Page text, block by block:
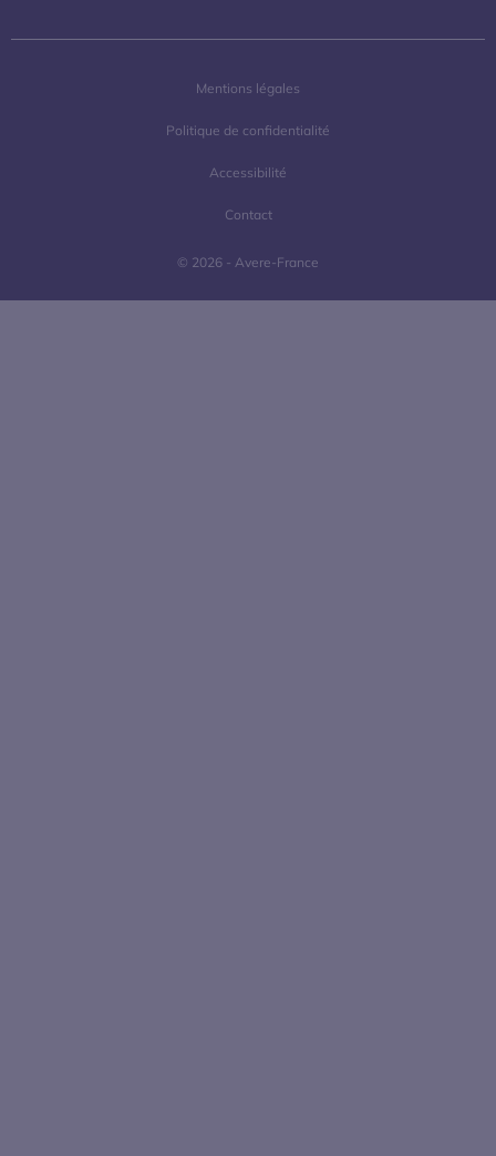
Mentions légales
Politique de confidentialité
Accessibilité
Contact
© 2026 - Avere-France